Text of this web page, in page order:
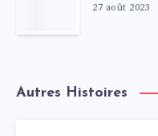
27 août 2023
Autres Histoires